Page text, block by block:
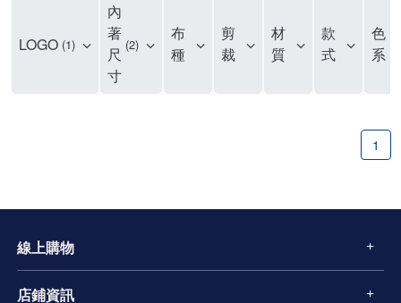
LOGO 1
內
著
尺
寸
2
布
種
剪
裁
材
質
款
式
色
系
1
線上購物
店鋪資訊